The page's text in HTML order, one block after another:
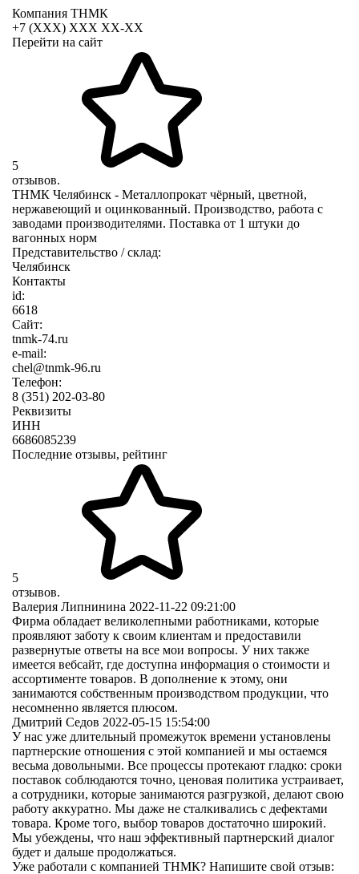
Компания ТНМК
+7 (XXX) ХХХ ХХ-ХХ
Перейти на сайт
5
отзывов.
ТНМК Челябинск - Металлопрокат чёрный, цветной,
нержавеющий и оцинкованный. Производство, работа с
заводами производителями. Поставка от 1 штуки до
вагонных норм
Представительство / склад:
Челябинск
Контакты
id:
6618
Сайт:
tnmk-74.ru
e-mail:
chel@tnmk-96.ru
Телефон:
8 (351) 202-03-80
Реквизиты
ИНН
6686085239
Последние отзывы, рейтинг
5
отзывов.
Валерия Липнинина 2022-11-22 09:21:00
Фирма обладает великолепными работниками, которые
проявляют заботу к своим клиентам и предоставили
развернутые ответы на все мои вопросы. У них также
имеется вебсайт, где доступна информация о стоимости и
ассортименте товаров. В дополнение к этому, они
занимаются собственным производством продукции, что
несомненно является плюсом.
Дмитрий Седов 2022-05-15 15:54:00
У нас уже длительный промежуток времени установлены
партнерские отношения с этой компанией и мы остаемся
весьма довольными. Все процессы протекают гладко: сроки
поставок соблюдаются точно, ценовая политика устраивает,
а сотрудники, которые занимаются разгрузкой, делают свою
работу аккуратно. Мы даже не сталкивались с дефектами
товара. Кроме того, выбор товаров достаточно широкий.
Мы убеждены, что наш эффективный партнерский диалог
будет и дальше продолжаться.
Уже работали с компанией ТНМК? Напишите свой отзыв: